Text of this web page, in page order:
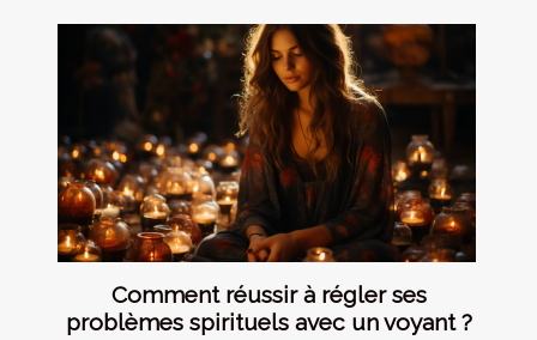
Comment réussir à régler ses
problèmes spirituels avec un voyant ?